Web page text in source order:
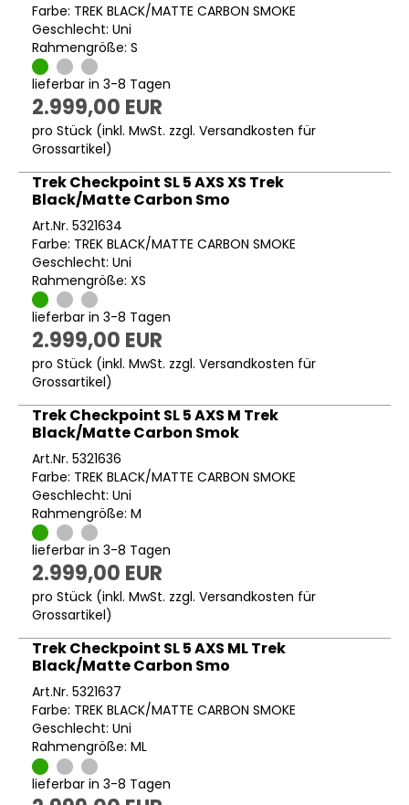
Farbe: TREK BLACK/MATTE CARBON SMOKE
Geschlecht: Uni
Rahmengröße: S
lieferbar in 3-8 Tagen
2.999,00 EUR
pro Stück (inkl. MwSt. zzgl. Versandkosten für
Grossartikel)
Trek Checkpoint SL 5 AXS XS Trek
Black/Matte Carbon Smo
Art.Nr. 5321634
Farbe: TREK BLACK/MATTE CARBON SMOKE
Geschlecht: Uni
Rahmengröße: XS
lieferbar in 3-8 Tagen
2.999,00 EUR
pro Stück (inkl. MwSt. zzgl. Versandkosten für
Grossartikel)
Trek Checkpoint SL 5 AXS M Trek
Black/Matte Carbon Smok
Art.Nr. 5321636
Farbe: TREK BLACK/MATTE CARBON SMOKE
Geschlecht: Uni
Rahmengröße: M
lieferbar in 3-8 Tagen
2.999,00 EUR
pro Stück (inkl. MwSt. zzgl. Versandkosten für
Grossartikel)
Trek Checkpoint SL 5 AXS ML Trek
Black/Matte Carbon Smo
Art.Nr. 5321637
Farbe: TREK BLACK/MATTE CARBON SMOKE
Geschlecht: Uni
Rahmengröße: ML
lieferbar in 3-8 Tagen